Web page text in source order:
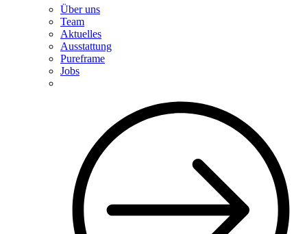
Über uns
Team
Aktuelles
Ausstattung
Pureframe
Jobs